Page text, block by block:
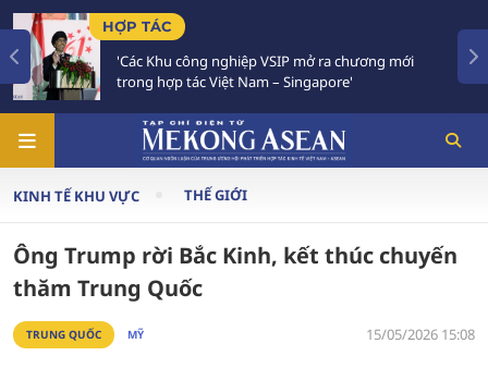
VSIP mở ra chương mới
– Singapore'
Việt Nam - Thái Lan
Chiến lược 'Ba kết nối'
KINH TẾ KHU VỰC THẾ GIỚI
Ông Trump rời Bắc Kinh, kết thúc chuyến
thăm Trung Quốc
TRUNG QUỐC MỸ 15/05/2026 15:08